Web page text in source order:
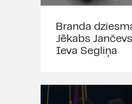
lādiņu. Titullomā bija
dublējās. Vienas
ieplūda tā
spēcīgākās
Auškāps,
scenogrāfs
Branda
Jēkabs
Ieva Segliņa